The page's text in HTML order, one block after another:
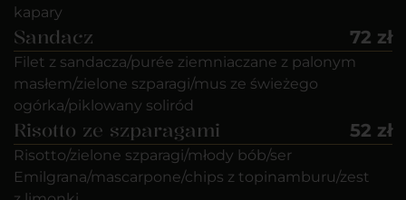
kapary
Sandacz 72 zł
Filet z sandacza/purée ziemniaczane z palonym
masłem/zielone szparagi/mus ze świeżego
ogórka/piklowany soliród
Risotto ze szparagami 52 zł
Risotto/zielone szparagi/młody bób/ser
Emilgrana/mascarpone/chips z topinamburu/zest